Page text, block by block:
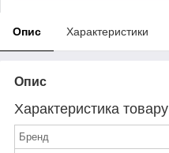
Опис Характеристики
Опис
Характеристика товару
Бренд